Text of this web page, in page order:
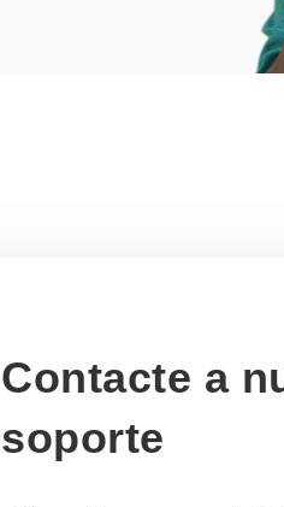
Contacte a
soporte